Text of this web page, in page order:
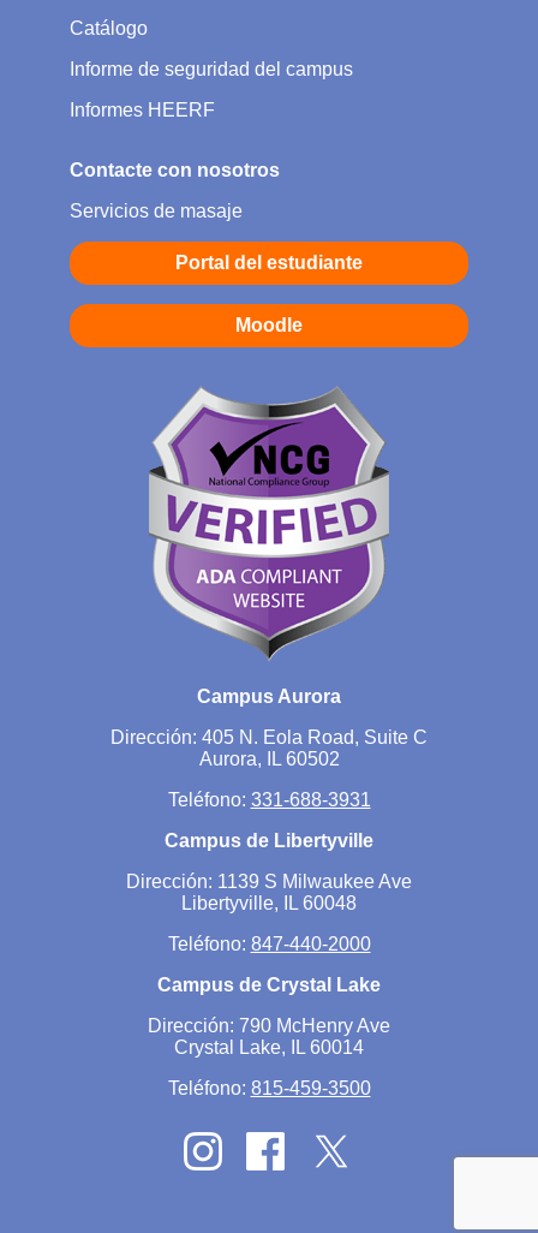
Catálogo
Informe de seguridad del campus
Informes HEERF
Contacte con nosotros
Servicios de masaje
Portal del estudiante
Moodle
Campus Aurora
Dirección: 405 N. Eola Road, Suite C
Aurora, IL 60502
Teléfono: 331-688-3931
Campus de Libertyville
Dirección: 1139 S Milwaukee Ave
Libertyville, IL 60048
Teléfono: 847-440-2000
Campus de Crystal Lake
Dirección: 790 McHenry Ave
Crystal Lake, IL 60014
Teléfono: 815-459-3500
InstagramFacebook